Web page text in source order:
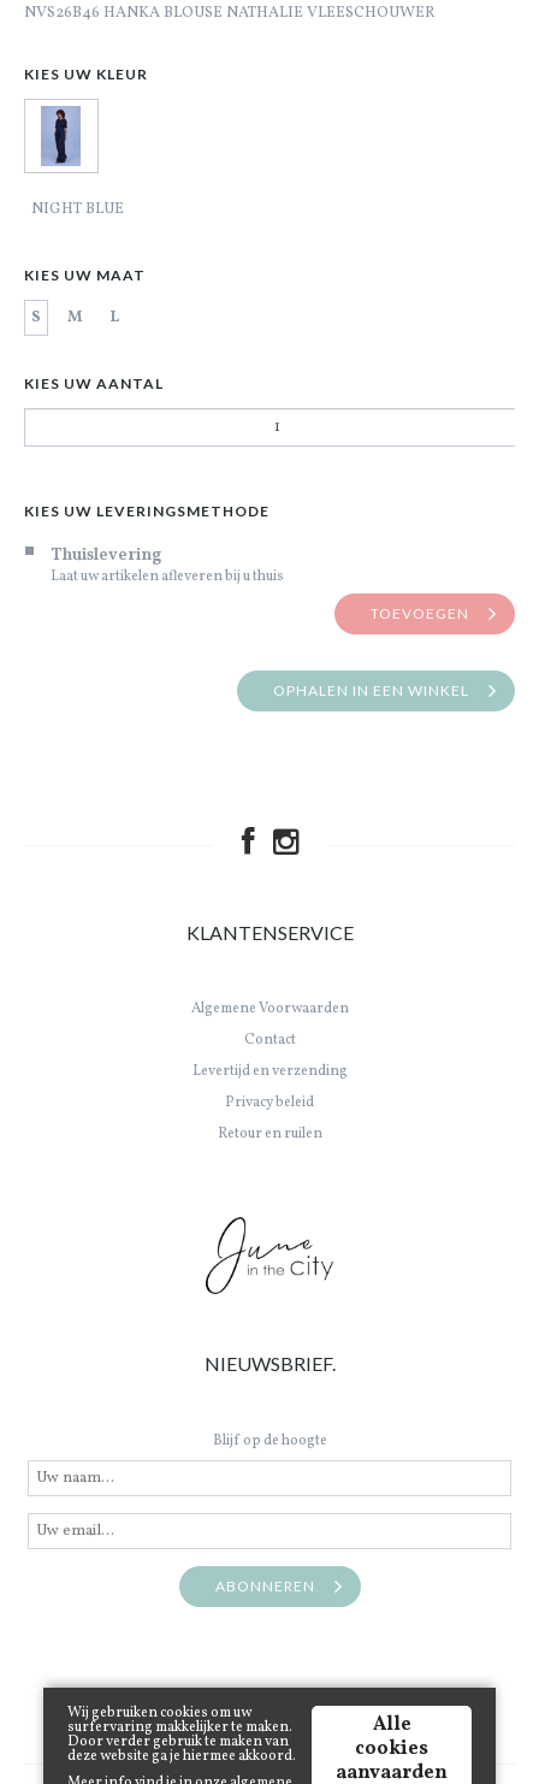
NVS26B46 HANKA BLOUSE NATHALIE VLEESCHOUWER
KIES UW KLEUR
NIGHT BLUE
KIES UW MAAT
S M L
KIES UW AANTAL
KIES UW LEVERINGSMETHODE
Thuislevering
Laat uw artikelen afleveren bij u thuis
TOEVOEGEN
OPHALEN IN EEN WINKEL
KLANTENSERVICE
Algemene Voorwaarden
Contact
Levertijd en verzending
Privacy beleid
Retour en ruilen
NIEUWSBRIEF.
Blijf op de hoogte
ABONNEREN
Wij gebruiken cookies om uw
surfervaring makkelijker te maken.
Door verder gebruik te maken van
deze website ga je hiermee akkoord.
Alle
cookies
aanvaarden